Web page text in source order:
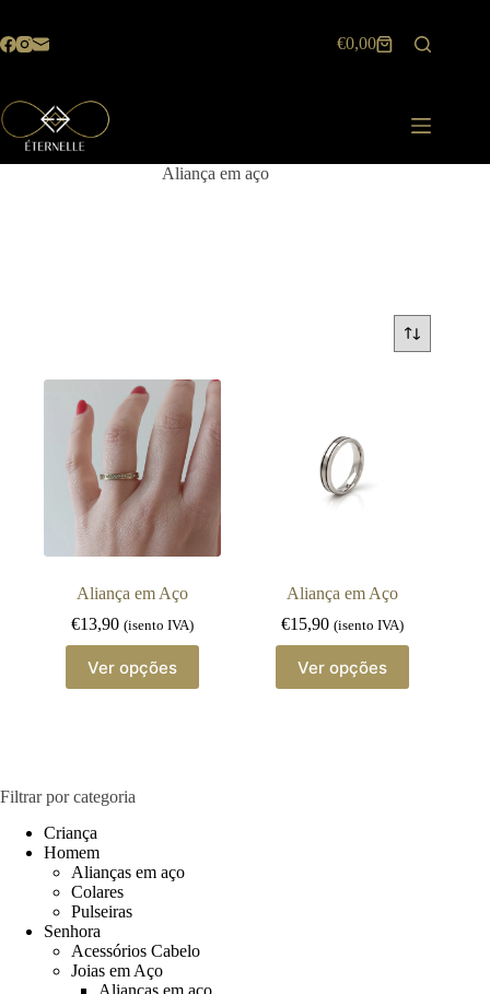
o
Carrinho
€0,00
Aliança em aço
Aliança em Aço
€13,90 (isento IVA)
Ver opções
product
has
may
the
page
Aliança em Aço
€15,90 (isento IVA)
Ver opções
product
has
Filtrar por categoria
Criança
Homem
Alianças em aço
Colares
Pulseiras
Senhora
Acessórios Cabelo
Joias em Aço
Alianças em aço